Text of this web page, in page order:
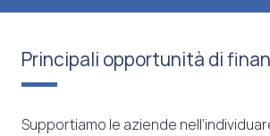
Principali opportunità di
Supportiamo le aziende